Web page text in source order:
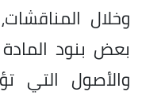
وخلال
والأصول التي